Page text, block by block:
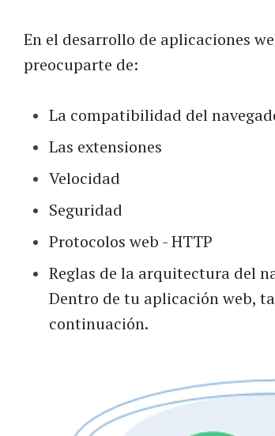
En el desarrollo de aplicaciones
preocuparte de:
La compatibilidad del
Las extensiones
Velocidad
Seguridad
Protocolos web - HTTP
Reglas de la arquitectura del
Dentro de tu aplicación web,
continuación.